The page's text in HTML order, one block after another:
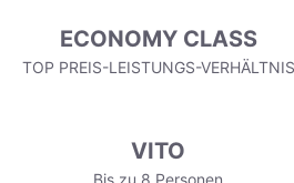
ECONOMY CLASS
TOP PREIS-LEISTUNGS-VERHÄLTNIS
VITO
Bis zu 8 Personen